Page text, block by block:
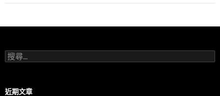
列
搜
尋
字:
近期文章